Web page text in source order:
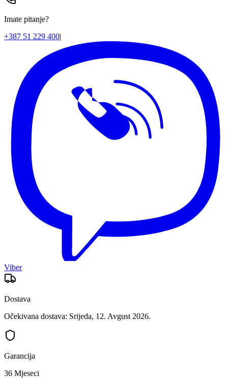
Imate pitanje?
+387 51 229 400|
Viber
Dostava
Očekivana dostava: Srijeda, 12. Avgust 2026.
Garancija
36 Mjeseci